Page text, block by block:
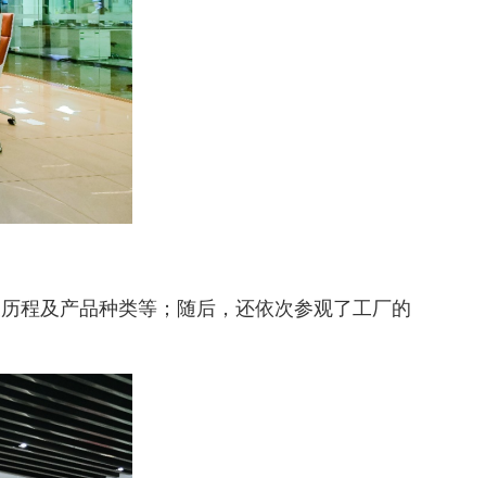
程及产品种类等；随后，还依次参观了工厂的